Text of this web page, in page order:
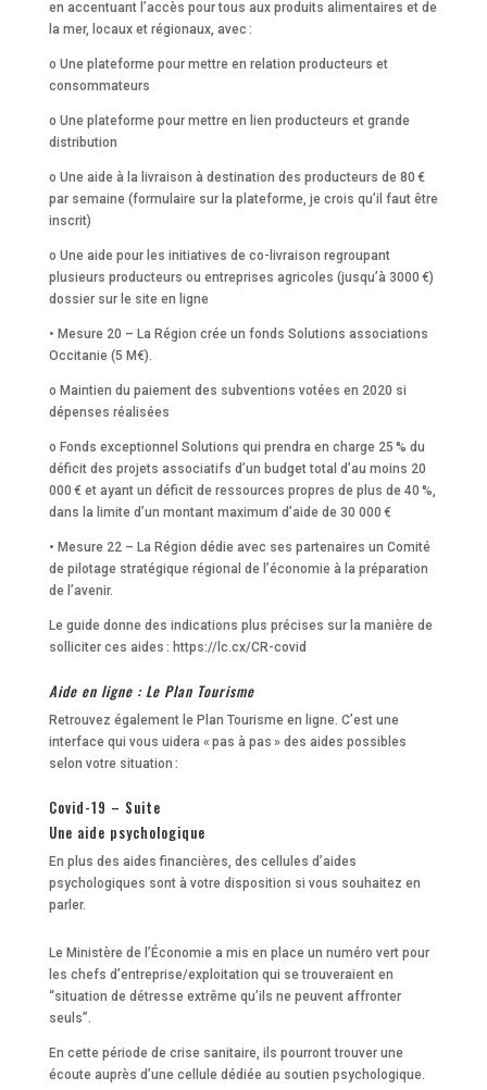
en accentuant l’accès pour tous aux produits alimentaires et de
la mer, locaux et régionaux, avec :
o Une plateforme pour mettre en relation producteurs et
consommateurs
o Une plateforme pour mettre en lien producteurs et grande
distribution
o Une aide à la livraison à destination des producteurs de 80 €
par semaine (formulaire sur la plateforme, je crois qu’il faut être
inscrit)
o Une aide pour les initiatives de co-livraison regroupant
plusieurs producteurs ou entreprises agricoles (jusqu’à 3000 €)
dossier sur le site en ligne
• Mesure 20 – La Région crée un fonds Solutions associations
Occitanie (5 M€).
o Maintien du paiement des subventions votées en 2020 si
dépenses réalisées
o Fonds exceptionnel Solutions qui prendra en charge 25 % du
déficit des projets associatifs d’un budget total d’au moins 20
000 € et ayant un déficit de ressources propres de plus de 40 %,
dans la limite d’un montant maximum d’aide de 30 000 €
• Mesure 22 – La Région dédie avec ses partenaires un Comité
de pilotage stratégique régional de l’économie à la préparation
de l’avenir.
Le guide donne des indications plus précises sur la manière de
solliciter ces aides : https://lc.cx/CR-covid
Aide en ligne : Le Plan Tourisme
Retrouvez également le Plan Tourisme en ligne. C’est une
interface qui vous uidera « pas à pas » des aides possibles
selon votre situation :
Covid-19 – Suite
Une aide psychologique
En plus des aides financières, des cellules d’aides
psychologiques sont à votre disposition si vous souhaitez en
parler.
Le Ministère de l’Économie a mis en place un numéro vert pour
les chefs d’entreprise/exploitation qui se trouveraient en
“situation de détresse extrême qu’ils ne peuvent affronter
seuls”.
En cette période de crise sanitaire, ils pourront trouver une
écoute auprès d’une cellule dédiée au soutien psychologique.